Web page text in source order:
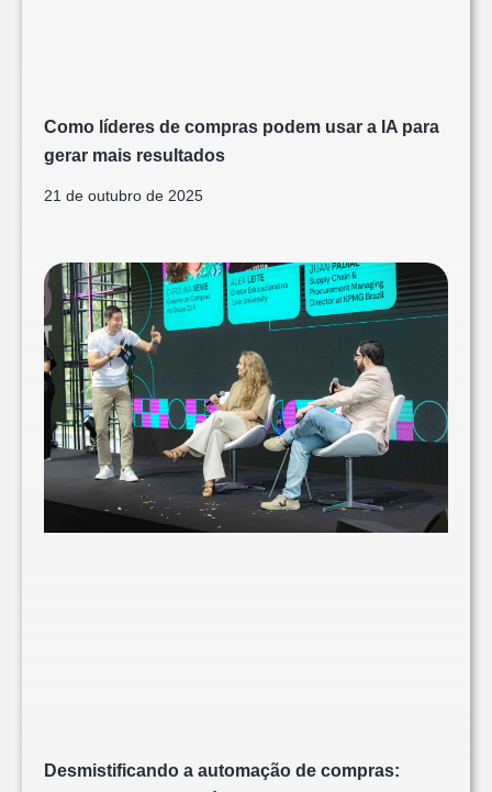
Como líderes de compras podem usar a IA para
gerar mais resultados
21 de outubro de 2025
Desmistificando a automação de compras: